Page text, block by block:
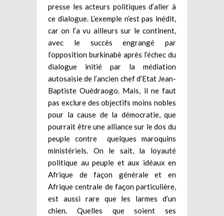
presse les acteurs politiques d’aller à
ce dialogue. L’exemple n’est pas inédit,
car on l’a vu ailleurs sur le continent,
avec le succès engrangé par
l’opposition burkinabè après l’échec du
dialogue initié par la médiation
autosaisie de l’ancien chef d’Etat Jean-
Baptiste Ouédraogo. Mais, il ne faut
pas exclure des objectifs moins nobles
pour la cause de la démocratie, que
pourrait être une alliance sur le dos du
peuple contre quelques maroquins
ministériels. On le sait, la loyauté
politique au peuple et aux idéaux en
Afrique de façon générale et en
Afrique centrale de façon particulière,
est aussi rare que les larmes d’un
chien. Quelles que soient ses